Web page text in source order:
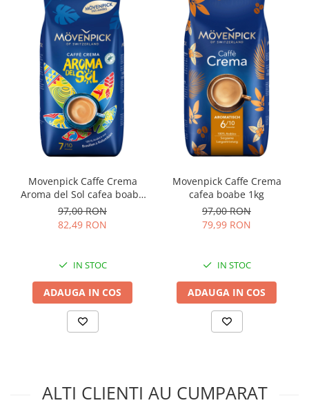
Movenpick Caffe Crema
Aroma del Sol cafea boabe
1kg
97,00 RON
82,49 RON
IN STOC
ADAUGA IN COS
Movenpick Caffe Crema
cafea boabe 1kg
97,00 RON
79,99 RON
IN STOC
ADAUGA IN COS
ALTI CLIENTI AU CUMPARAT